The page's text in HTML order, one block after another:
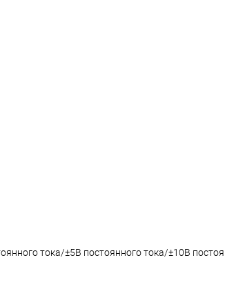
тока/±5В постоянного тока/±10В